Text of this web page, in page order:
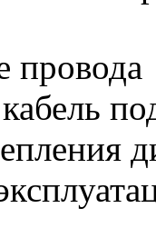
провода